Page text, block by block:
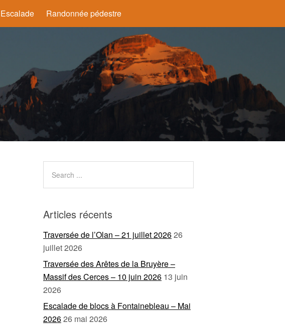
Escalade Randonnée pédestre
Articles récents
Traversée de l’Olan – 21 juillet 202626
juillet 2026
Traversée des Arêtes de la Bruyère –
Massif des Cerces – 10 juin 2026 13 juin
2026
Escalade de blocs à Fontainebleau – Mai
202626 mai 2026